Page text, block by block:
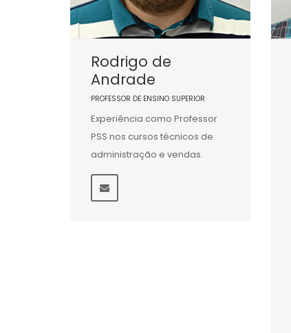
Rodrigo de
Andrade
PROFESSOR DE ENSINO SUPERIOR
Experiência como Professor
PSS nos cursos técnicos de
administração e vendas.